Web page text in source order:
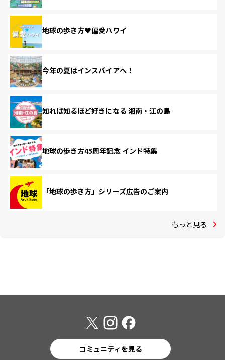
地球の歩き方♥偏愛ハワイ
今年の夏はインスパイアへ！
知れば知るほど好きになる 湘南・江の島
地球の歩き方45周年記念 インド特集
「地球の歩き方」シリーズ広告のご案内
もっと見る
コミュニティを見る